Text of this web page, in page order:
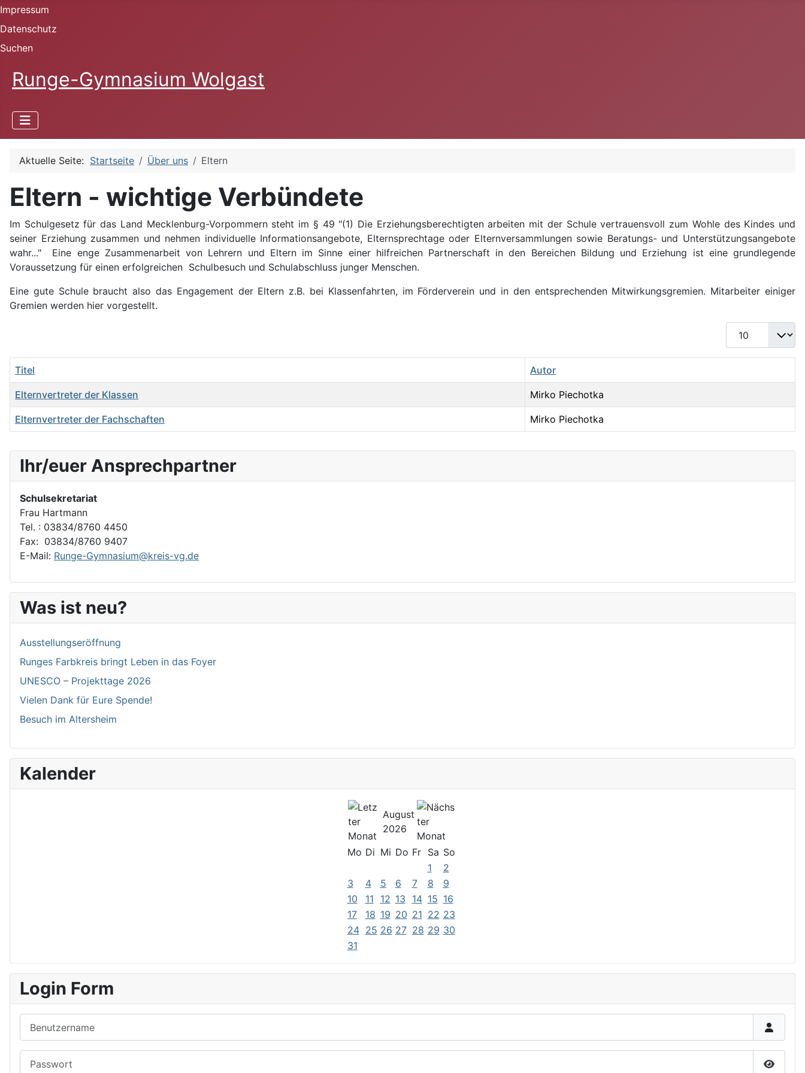
Impressum
Datenschutz
Suchen
Runge-Gymnasium Wolgast
Aktuelle Seite: Startseite Über uns Eltern
Eltern - wichtige Verbündete
Im Schulgesetz für das Land Mecklenburg-Vorpommern steht im § 49 "(1) Die Erziehungsberechtigten arbeiten mit der Schule vertrauensvoll zum Wohle des Kindes und
seiner Erziehung zusammen und nehmen individuelle Informationsangebote, Elternsprechtage oder Elternversammlungen sowie Beratungs- und Unterstützungsangebote
wahr..." Eine enge Zusammenarbeit von Lehrern und Eltern im Sinne einer hilfreichen Partnerschaft in den Bereichen Bildung und Erziehung ist eine grundlegende
Voraussetzung für einen erfolgreichen Schulbesuch und Schulabschluss junger Menschen.
Eine gute Schule braucht also das Engagement der Eltern z.B. bei Klassenfahrten, im Förderverein und in den entsprechenden Mitwirkungsgremien. Mitarbeiter einiger
Gremien werden hier vorgestellt.
Anzeige #
Titel Autor
Elternvertreter der Klassen Mirko Piechotka
Elternvertreter der Fachschaften Mirko Piechotka
Ihr/euer Ansprechpartner
Schulsekretariat
Frau Hartmann
Tel. : 03834/8760 4450
Fax: 03834/8760 9407
E-Mail: Runge-Gymnasium@kreis-vg.de
Was ist neu?
Ausstellungseröffnung
Runges Farbkreis bringt Leben in das Foyer
UNESCO – Projekttage 2026
Vielen Dank für Eure Spende!
Besuch im Altersheim
Kalender
August
2026
Mo Di Mi Do Fr Sa So
1
2
3
4 5 6 7 8
9
10
11 12 13 14 15 16
17
18 19 20 21 22 23
24 25 26 27 28 29 30
31
Login Form